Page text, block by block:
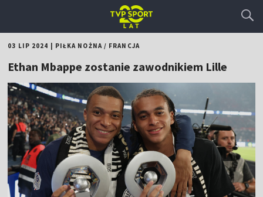
03 LIP 2024 PIŁKA NOŻNA/ FRANCJA
Ethan Mbappe zostanie zawodnikiem Lille